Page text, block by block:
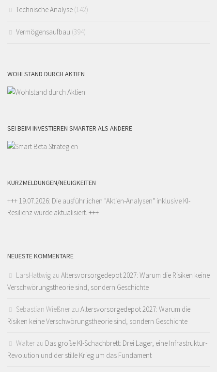
Technische Analyse (142)
Vermögensaufbau (394)
WOHLSTAND DURCH AKTIEN
SEI BEIM INVESTIEREN SMARTER ALS ANDERE
KURZMELDUNGEN/NEUIGKEITEN
+++ 19.07.2026: Die ausführlichen "Aktien-Analysen" inklusive KI-
Resilienz wurde aktualisiert. +++
NEUESTE KOMMENTARE
LarsHattwig zu Altersvorsorgedepot 2027: Warum die Risiken keine
Verschwörungstheorie sind, sondern Geschichte
Sebastian Wießner zu Altersvorsorgedepot 2027: Warum die
Risiken keine Verschwörungstheorie sind, sondern Geschichte
Walter zu Das große KI-Schachbrett: Drei Lager, eine Infrastruktur-
Revolution und der stille Krieg um das Fundament